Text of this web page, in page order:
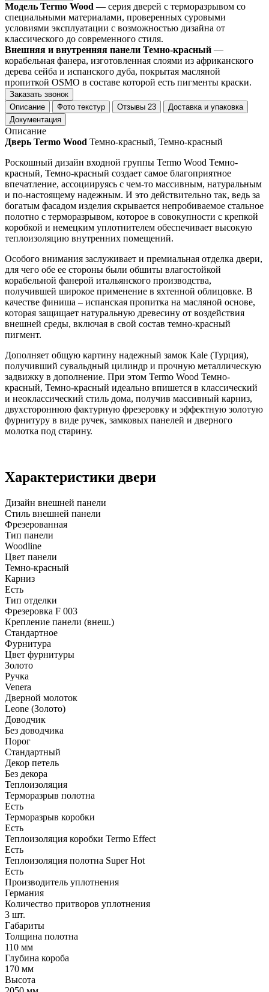
Модель Termo Wood — серия дверей с терморазрывом со
специальными материалами, проверенных суровыми
условиями эксплуатации с возможностью дизайна от
классического до современного стиля.
Внешняя и внутренняя панели Темно-красный —
корабельная фанера, изготовленная слоями из африканского
дерева сейба и испанского дуба, покрытая масляной
пропиткой OSMO в составе которой есть пигменты краски.
Заказать звонок
Описание
Фото текстур Отзывы 23
Доставка и упаковка
Документация
Описание
Дверь Termo Wood Темно-красный, Темно-красный
Роскошный дизайн входной группы Termo Wood Темно-
красный, Темно-красный создает самое благоприятное
впечатление, ассоциируясь с чем-то массивным, натуральным
и по-настоящему надежным. И это действительно так, ведь за
богатым фасадом изделия скрывается непробиваемое стальное
полотно с терморазрывом, которое в совокупности с крепкой
коробкой и немецким уплотнителем обеспечивает высокую
теплоизоляцию внутренних помещений.
Особого внимания заслуживает и премиальная отделка двери,
для чего обе ее стороны были обшиты влагостойкой
корабельной фанерой итальянского производства,
получившей широкое применение в яхтенной облицовке. В
качестве финиша – испанская пропитка на масляной основе,
которая защищает натуральную древесину от воздействия
внешней среды, включая в свой состав темно-красный
пигмент.
Дополняет общую картину надежный замок Kale (Турция),
получивший сувальдный цилиндр и прочную металлическую
задвижку в дополнение. При этом Termo Wood Темно-
красный, Темно-красный идеально впишется в классический
и неоклассический стиль дома, получив массивный карниз,
двухстороннюю фактурную фрезеровку и эффектную золотую
фурнитуру в виде ручек, замковых панелей и дверного
молотка под старину.
Характеристики двери
Дизайн внешней панели
Стиль внешней панели
Фрезерованная
Тип панели
Woodline
Цвет панели
Темно-красный
Карниз
Есть
Тип отделки
Фрезеровка F 003
Крепление панели (внеш.)
Стандартное
Фурнитура
Цвет фурнитуры
Золото
Ручка
Venera
Дверной молоток
Leone (Золото)
Доводчик
Без доводчика
Порог
Стандартный
Декор петель
Без декора
Теплоизоляция
Терморазрыв полотна
Есть
Терморазрыв коробки
Есть
Теплоизоляция коробки Termo Effect
Есть
Теплоизоляция полотна Super Нot
Есть
Производитель уплотнения
Германия
Количество притворов уплотнения
3 шт.
Габариты
Толщина полотна
110 мм
Глубина короба
170 мм
Высота